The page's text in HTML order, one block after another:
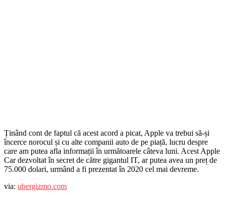
Ținând cont de faptul că acest acord a picat, Apple va trebui să-și
încerce norocul și cu alte companii auto de pe piață, lucru despre
care am putea afla informații în următoarele câteva luni. Acest Apple
Car dezvoltat în secret de către gigantul IT, ar putea avea un preț de
75.000 dolari, urmând a fi prezentat în 2020 cel mai devreme.
via: ubergizmo.com